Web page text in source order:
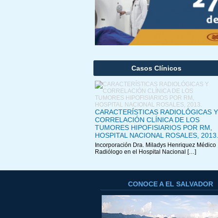
Casos Clínicos
CARACTERÍSTICAS RADIOLÓGICAS Y
CORRELACIÓN CLÍNICA DE LOS
TUMORES HIPOFISIARIOS POR RM,
HOSPITAL NACIONAL ROSALES, 2013.
Incorporación Dra. Miladys Henriquez Médico
Radiólogo en el Hospital Nacional […]
CONOCE A EL SALVADOR